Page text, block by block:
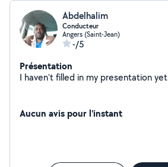
Abdelhalim
Conducteur
Angers (Saint-Jean)
-/5
Présentation
I haven't filled in my presentation yet
Aucun avis pour l'instant